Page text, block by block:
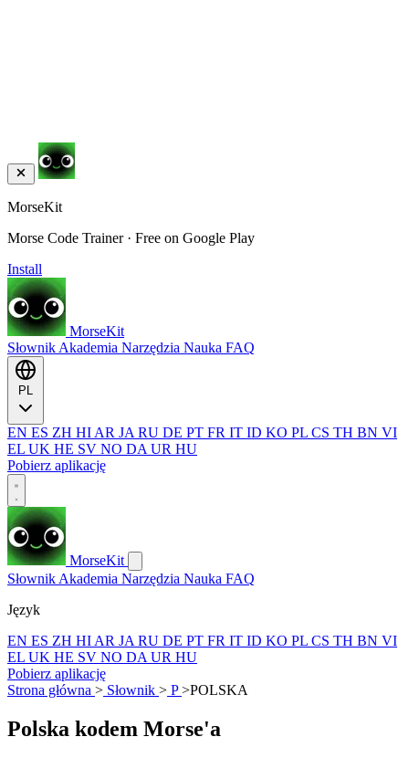
MorseKit
Morse Code Trainer · Free on Google Play
Install
MorseKit
Słownik Akademia Narzędzia Nauka FAQ
EN ES ZH HI AR JA RU DE PT FR IT ID KO PL CS TH BN VI
EL UK HE SV NO DA UR HU
Pobierz aplikację
MorseKit
Słownik Akademia Narzędzia Nauka FAQ
Język
EN ES ZH HI AR JA RU DE PT FR IT ID KO PL CS TH BN VI
EL UK HE SV NO DA UR HU
Pobierz aplikację
Strona główna > Słownik > P>POLSKA
Polska kodem Morse'a